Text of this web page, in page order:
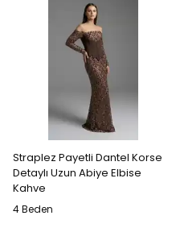
Straplez Payetli Dantel Korse
Detaylı Uzun Abiye Elbise
Kahve
4 Beden